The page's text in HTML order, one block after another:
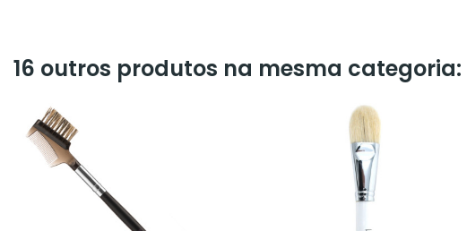
16 outros produtos na mesma categoria: